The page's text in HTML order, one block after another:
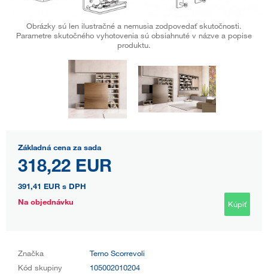
Obrázky sú len ilustračné a nemusia zodpovedať skutočnosti.
Parametre skutočného vyhotovenia sú obsiahnuté v názve a popise
produktu.
Základná cena za sada
318,22 EUR
391,41 EUR s DPH
Na objednávku
Kúpiť
Značka
Terno Scorrevoli
Kód skupiny
105002010204